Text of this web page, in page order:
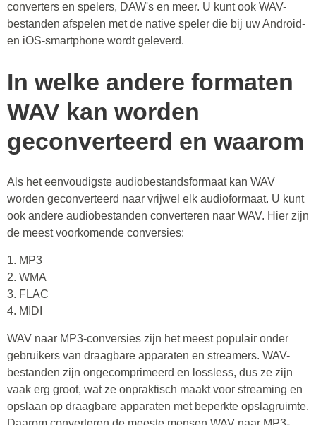
converters en spelers, DAW's en meer. U kunt ook WAV-
bestanden afspelen met de native speler die bij uw Android-
en iOS-smartphone wordt geleverd.
In welke andere formaten
WAV kan worden
geconverteerd en waarom
Als het eenvoudigste audiobestandsformaat kan WAV
worden geconverteerd naar vrijwel elk audioformaat. U kunt
ook andere audiobestanden converteren naar WAV. Hier zijn
de meest voorkomende conversies:
1. MP3
2. WMA
3. FLAC
4. MIDI
WAV naar MP3-conversies zijn het meest populair onder
gebruikers van draagbare apparaten en streamers. WAV-
bestanden zijn ongecomprimeerd en lossless, dus ze zijn
vaak erg groot, wat ze onpraktisch maakt voor streaming en
opslaan op draagbare apparaten met beperkte opslagruimte.